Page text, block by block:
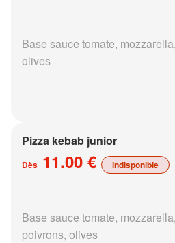
Base sauce tomate,
olives
Pizza kebab junior
Dès 11.00 € indisponible
Base sauce tomate,
poivrons, olives